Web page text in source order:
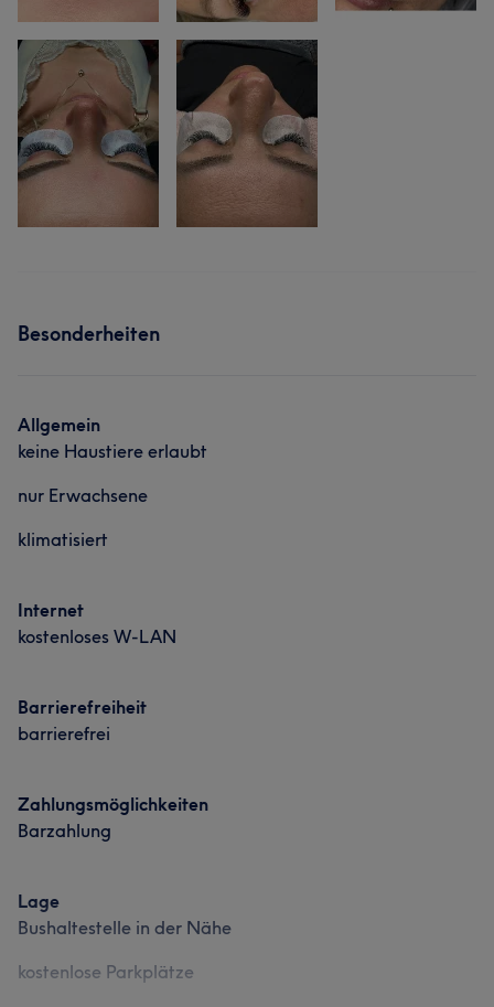
Besonderheiten
Allgemein
keine Haustiere erlaubt
nur Erwachsene
klimatisiert
Internet
kostenloses W-LAN
Barrierefreiheit
barrierefrei
Zahlungsmöglichkeiten
Barzahlung
Lage
Bushaltestelle in der Nähe
kostenlose Parkplätze